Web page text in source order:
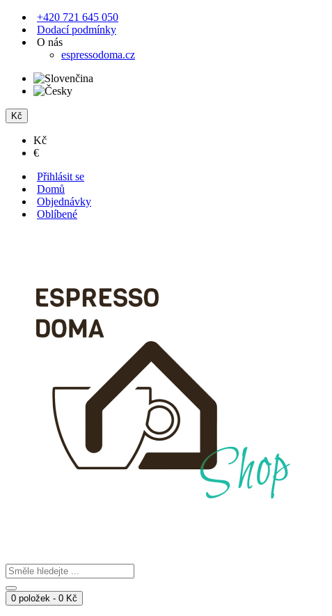
+420 721 645 050
Dodací podmínky
O nás
espressodoma.cz
Kč
Kč
€
Přihlásit se
Domů
Objednávky
Oblíbené
0 položek - 0 Kč